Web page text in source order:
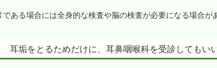
ある場合には全身的な検査や脳の検査が必要になる場合が
耳垢をとるためだけに、耳鼻咽喉科を受診してもい